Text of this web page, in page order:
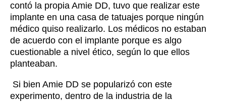
contó la propia Amie DD, tuvo que realizar este
implante en una casa de tatuajes porque ningún
médico quiso realizarlo. Los médicos no estaban
de acuerdo con el implante porque es algo
cuestionable a nivel ético, según lo que ellos
planteaban.
Si bien Amie DD se popularizó con este
experimento, dentro de la industria de la